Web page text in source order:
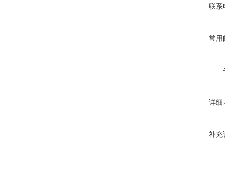
联系
常用
详细
补充